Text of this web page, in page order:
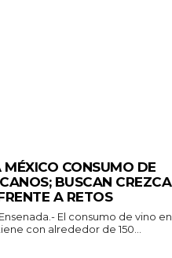
MÉXICO CONSUMO DE
BUSCAN CREZCA
A RETOS
con alrededor de 150...